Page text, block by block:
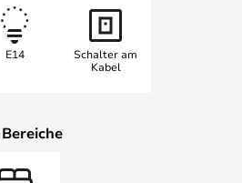
von einer fantastisch
voraus. Le Corbusier war schon
Lampe Gras Leuchten fasziniert
Japan. Bernard Albin Gras‘
E14
Schalter am
Kabel